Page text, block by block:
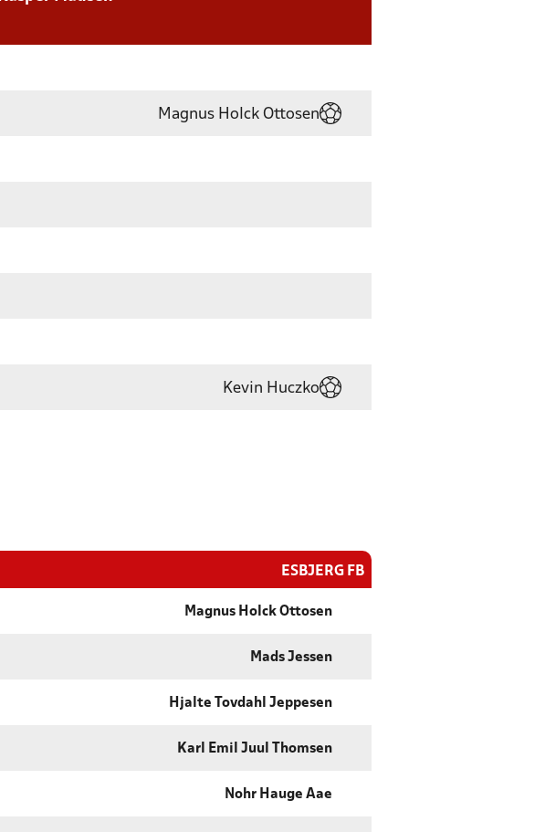
Magnus Holck Ottosen
Kevin Huczko
ESBJERG FB
Magnus Holck Ottosen
Mads Jessen
Hjalte Tovdahl Jeppesen
Karl Emil Juul Thomsen
Nohr Hauge Aae